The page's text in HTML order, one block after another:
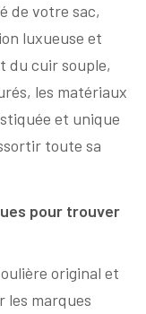
de votre sac,
luxueuse et
du cuir souple,
les matériaux
et unique
toute sa
pour trouver
original et
les marques